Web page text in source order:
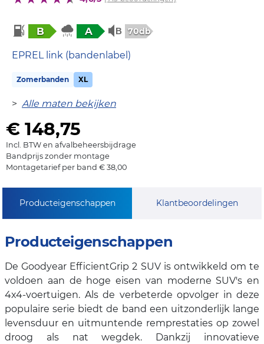
B A 70db
EPREL link (bandenlabel)
Zomerbanden XL
> Alle maten bekijken
€ 148,75
Incl. BTW en afvalbeheersbijdrage
Bandprijs zonder montage
Montagetarief per band € 38,00
Producteigenschappen Klantbeoordelingen
Producteigenschappen
De Goodyear EfficientGrip 2 SUV is ontwikkeld om te
voldoen aan de hoge eisen van moderne SUV's en
4x4-voertuigen. Als de verbeterde opvolger in deze
populaire serie biedt de band een uitzonderlijk lange
levensduur en uitmuntende remprestaties op zowel
droog als nat wegdek. Dankzij innovatieve